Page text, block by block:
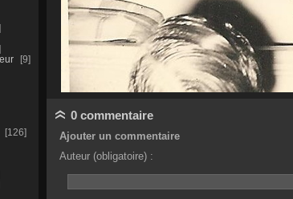
9
126
0 commentaire
Ajouter un commentaire
Auteur (obligatoire) :